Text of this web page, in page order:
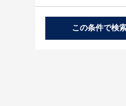
この条件で検